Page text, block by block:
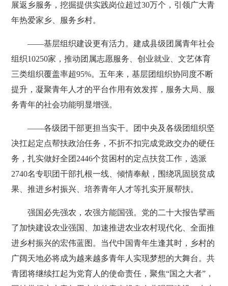
展返乡服务，挖掘提供实践岗位超过30万个，引领广大青
年热爱家乡、服务乡村。
——基层组织建设更有活力。建成县级团属青年社会
组织10250家，推动团属志愿服务、创业就业、文艺体育
三类组织覆盖率超95%。五年来，基层团组织协同度不断
提升，凝聚青年人才的平台作用有效发挥，服务大局、服
务青年的社会功能明显增强。
——各级团干部更担当实干。团中央及各级团组织坚
决扛起定点帮扶政治任务，不折不扣完成党政交办的硬任
务，扎实做好全团2446个贫困村的定点扶贫工作，选派
2740名专职团干部扎根一线、倾情奉献，围绕巩固脱贫成
果、推进乡村振兴、培养青年人才等扎实开展帮扶。
强国必先强农，农强方能国强。党的二十大报告擘画
了加快建设农业强国、加速推进农业农村现代化、全面推
进乡村振兴的宏伟蓝图。当代中国青年生逢其时，乡村的
广阔天地必将成为越来越多青年人实现梦想的大舞台。共
青团将继续扛起为党育人的使命责任，聚焦“国之大者”，